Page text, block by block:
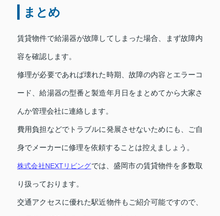
まとめ
賃貸物件で給湯器が故障してしまった場合、まず故障内
容を確認します。
修理が必要であれば壊れた時期、故障の内容とエラーコ
ード、給湯器の型番と製造年月日をまとめてから大家さ
んか管理会社に連絡します。
費用負担などでトラブルに発展させないためにも、ご自
身でメーカーに修理を依頼することは控えましょう。
株式会社NEXTリビングでは、盛岡市の賃貸物件を多数取
り扱っております。
交通アクセスに優れた駅近物件もご紹介可能ですので、